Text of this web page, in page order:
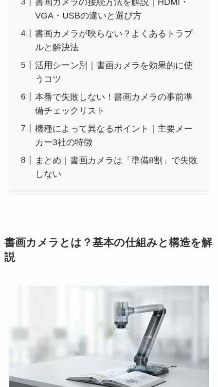
VGA・USBの違いと選び方
書画カメラが映らない？よくあるトラブ
ルと解決法
活用シーン別｜書画カメラを効果的に使
うコツ
本番で失敗しない！書画カメラの事前準
備チェックリスト
機種によって異なるポイント｜主要メー
カー3社の特徴
まとめ｜書画カメラは「準備8割」で失敗
しない
書画カメラとは？基本の仕組みと構造を解
説